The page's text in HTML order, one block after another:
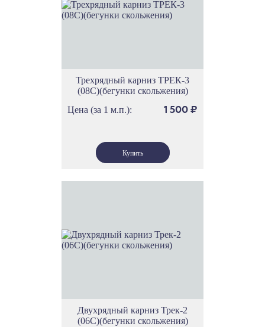
Трехрядный карниз ТРЕК-3
(08С)(бегунки скольжения)
Цена (за 1 м.п.):
1 500 ₽
Двухрядный карниз Трек-2
(06С)(бегунки скольжения)